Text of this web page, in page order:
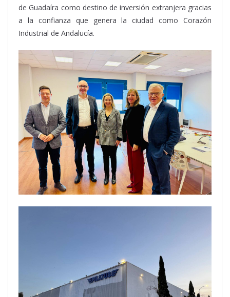
de Guadaíra como destino de inversión extranjera gracias
a la confianza que genera la ciudad como Corazón
Industrial de Andalucía.